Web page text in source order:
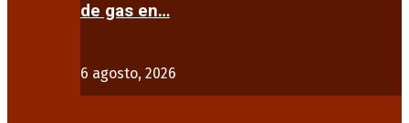
de gas en…
6 agosto, 2026